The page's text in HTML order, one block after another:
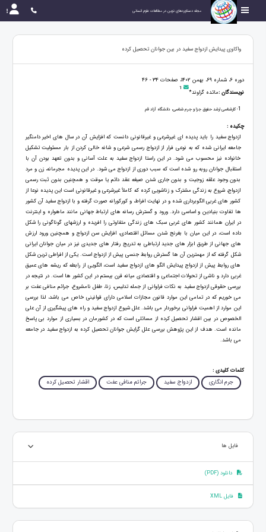
مجله دستاوردهای نوین در مطالعات علوم انسانی
واکاوی پیدایش ازدواج سفید در بین جوانان تحصیل کرده
دوره 6، شماره 69، بهمن 1402، صفحات 34 - 46
نویسندگان :مائده گراوند* 1
1- کارشناسی ارشد حقوق جزا و جرم شناسی، دانشگاه آزاد قم
چکیده :
ازدواج سفید را باید پدیده ای غیرشرعی و غیرقانونی دانست که افزایش آن در سال های اخیر دامنگیر
جامعه ایرانی شده که به نوعی فرار از ازدواج رسمی شرعی و شانه خالی کردن از بار مسئولیت تشکیل
خانواده نیز محسوب می شود. در این راستا ازدواج سفید به علت آسانی و بدون تعهد بودن آن با
استقبال جوانان روبه رو شده است که سبب دوری از ازدواج می شود. در این پدیده مجرمانه، زن و مرد
بدون وجود علقه زوجیت و بدون جاری شدن صیغه عقد دائم یا موقت و همچنین بدون ثبت رسمی
ازدواج، شروع به زندگی مشترک و زناشویی کرده که کاملاً غیرشرعی و غیرقانونی است این پدیده نوعا از
کشور های غربی الگوبرداری شده و در نهایت افراط، و کورکورانه صورت گرفته و با ازدواج سفید آن کشور
ها تفاوت بنیادین و اساسی دارد. ورود و گسترش رسانه های ارتباط جهانی مانند ماهواره و اینترنت
در ایران همانند کشور های غربی سبک های زندگی متفاوتی را افریده و ارزشهای گوناگونی را شکل
داده است، در این میان با بغرنج شدن مسائل اقتصادی، افزایش سن ازدواج و همچنین ورود ارزش
های جهانی از طریق ابزار های جدید ارتباطی به تدریج رفتار های جدیدی نیز در میان جوانان ایرانی
شکل گرفته که از مهمترین آن ها گسترش روابط جنسی پیش از ازدواج است. یکی از افراطی ترین شکل
های روابط پیش از ازدواج پیدایش الگو های ازدواج سفید است، الگویی از رابطه که ریشه های عمیق
غربی دارد و ناشی از تحولات اجتماعی و اقتصادی میانه قرن بیستم در این کشور ها است. در نتیجه در
بررسی حقوقی ازدواج سفید به نکات فراوانی از جمله تدلیس، زنا، طفل نامشروع، جرائم منافی عفت بر
می خوریم که در تمامی این موارد قانون مجازات اسلامی دارای قوانینی خاص می باشد، لذا بررسی
این موارد از اهمیت فراوانی برخوردار می باشد. علل شیوع ازدواج سفید و راه های پیشگیری از آن علی
الخصوص در بین اقشار تحصیل کرده از مسائلی است که در کشورمان در بسیاری از موارد بی پاسخ
مانده است. هدف از این پژوهش بررسی علل گرایش جوانان تحصیل کرده به ازدواج سفید در جامعه
می باشد.
کلمات کلیدی :
جرم انگاری ازدواج سفید جرائم منافی عفت اقشار تحصیل کرده
فایل ها
دانلود (PDF)
فایل XML